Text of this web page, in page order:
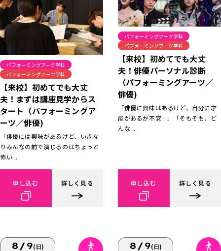
パフォーミングアーツ学科
パフォーミングアーツ学科
【来校】初めてでも大丈
夫！まずは講座見学からス
タート（パフォーミングア
ーツ／俳優)
「俳優には興味があるけど、いきな
りみんなの前で演じるのはちょっと
怖い...
申し込む 詳しく見る
パフォーミングアーツ学科
パフォーミングアーツ学科
【来校】初めてでも大丈
夫！俳優パーソナル診断
（パフォーミングアーツ／
俳優)
「俳優に興味はあるけど、自分に才
能があるか不安…」「そもそも、ど
んな...
申し込む 詳しく見る
8/9(日) 8/9(日)